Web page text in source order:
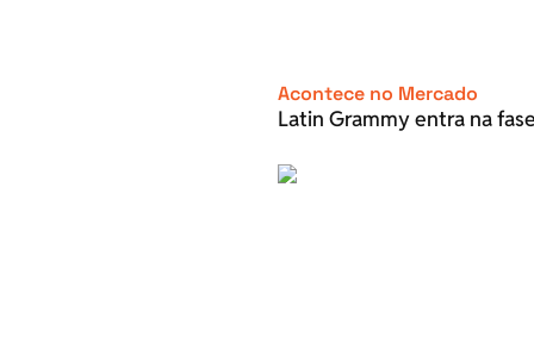
Acontece no Mercado
Latin Grammy entra na